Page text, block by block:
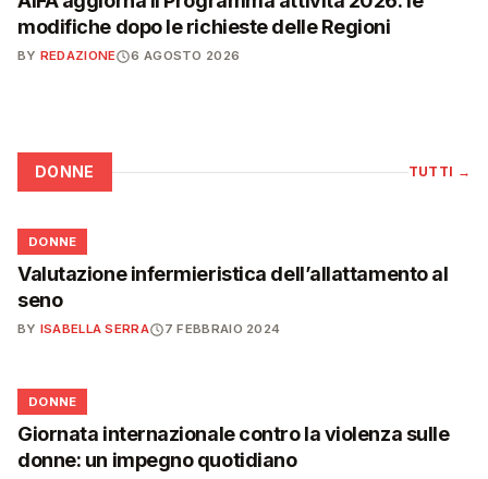
modifiche dopo le richieste delle Regioni
BY REDAZIONE 6 AGOSTO 2026
DONNE TUTTI →
🌸
DONNE
Valutazione infermieristica dell’allattamento al
seno
BY ISABELLA SERRA 7 FEBBRAIO 2024
🌸
DONNE
Giornata internazionale contro la violenza sulle
donne: un impegno quotidiano